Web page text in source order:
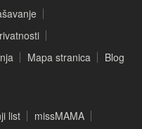
Mapa stranica Blog
list
missMAMA